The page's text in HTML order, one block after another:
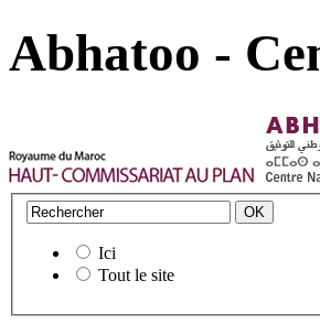
Abhatoo -
Ici
Tout le site